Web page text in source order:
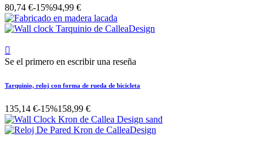
80,74 €-15%94,99 €

Se el primero en escribir una reseña
Tarquinio, reloj con forma de rueda de bicicleta
135,14 €-15%158,99 €